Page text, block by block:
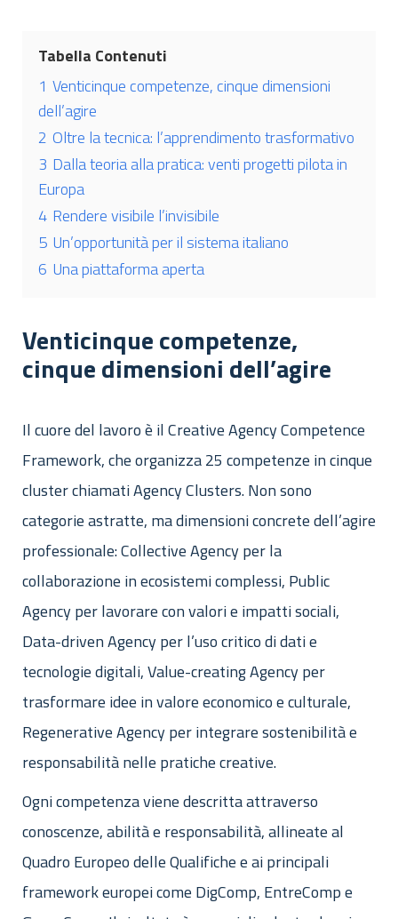
Tabella Contenuti
1 Venticinque competenze, cinque dimensioni
dell’agire
2 Oltre la tecnica: l’apprendimento trasformativo
3 Dalla teoria alla pratica: venti progetti pilota in
Europa
4 Rendere visibile l’invisibile
5 Un’opportunità per il sistema italiano
6 Una piattaforma aperta
Venticinque competenze,
cinque dimensioni dell’agire
Il cuore del lavoro è il Creative Agency Competence
Framework, che organizza 25 competenze in cinque
cluster chiamati Agency Clusters. Non sono
categorie astratte, ma dimensioni concrete dell’agire
professionale: Collective Agency per la
collaborazione in ecosistemi complessi, Public
Agency per lavorare con valori e impatti sociali,
Data-driven Agency per l’uso critico di dati e
tecnologie digitali, Value-creating Agency per
trasformare idee in valore economico e culturale,
Regenerative Agency per integrare sostenibilità e
responsabilità nelle pratiche creative.
Ogni competenza viene descritta attraverso
conoscenze, abilità e responsabilità, allineate al
Quadro Europeo delle Qualifiche e ai principali
framework europei come DigComp, EntreComp e